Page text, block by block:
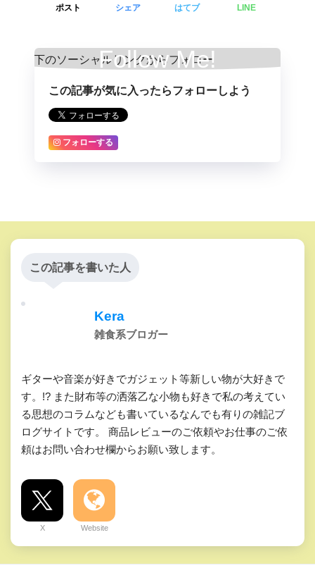
ポスト シェア はてブ LINE
Follow Me!
この記事が気に入ったらフォローしよう
フォローする
この記事を書いた人
Kera
雑食系ブロガー
ギターや音楽が好きでガジェット等新しい物が大好きで
す。!? また財布等の洒落乙な小物も好きで私の考えてい
る思想のコラムなども書いているなんでも有りの雑記ブ
ログサイトです。 商品レビューのご依頼やお仕事のご依
頼はお問い合わせ欄からお願い致します。
X Website